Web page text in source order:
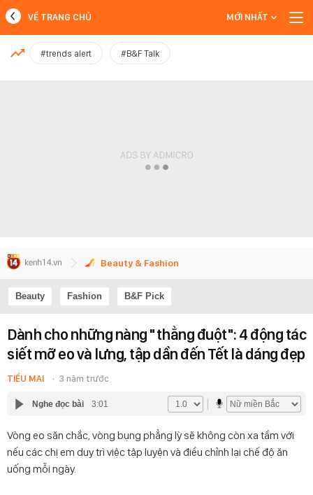
MỚI NHẤT
VỀ TRANG CHỦ MỚI NHẤT
#trends alert #B&F Talk
Beauty & Fashion
Beauty Fashion B&F Pick
Dành cho những nàng "thẳng đuột": 4 động tác
siết mỡ eo và lưng, tập dần đến Tết là dáng đẹp
TIỂU MAI 3 năm trước
Nghe đọc bài 3:01
Vòng eo săn chắc, vòng bụng phẳng lỳ sẽ không còn xa tầm với
nếu các chị em duy trì việc tập luyện và điều chỉnh lại chế độ ăn
uống mỗi ngày.